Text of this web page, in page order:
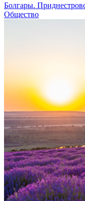
Болгары.
Общество